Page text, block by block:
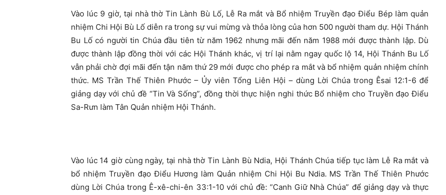
Vào lúc 9 giờ, tại nhà thờ Tin Lành Bù Lố, Lễ Ra mắt và Bổ nhiệm Truyền đạo Điểu Bép làm quản
nhiệm Chi Hội Bù Lố diễn ra trong sự vui mừng và thỏa lòng của hơn 500 người tham dự. Hội Thánh
Bu Lố có người tin Chúa đầu tiên từ năm 1962 nhưng mãi đến năm 1988 mới được thành lập. Dù
được thành lập đồng thời với các Hội Thánh khác, vị trí lại nằm ngay quốc lộ 14, Hội Thánh Bu Lố
vẫn phải chờ đợi mãi đến tận năm thứ 29 mới được cho phép ra mắt và bổ nhiệm quản nhiệm chính
thức. MS Trần Thế Thiên Phước – Ủy viên Tổng Liên Hội – dùng Lời Chúa trong Êsai 12:1-6 để
giảng dạy với chủ đề “Tin Và Sống”, đồng thời thực hiện nghi thức Bổ nhiệm cho Truyền đạo Điểu
Sa-Rưn làm Tân Quản nhiệm Hội Thánh.
Vào lúc 14 giờ cùng ngày, tại nhà thờ Tin Lành Bù Ndia, Hội Thánh Chúa tiếp tục làm Lễ Ra mắt và
bổ nhiệm Truyền đạo Điểu Hương làm Quản nhiệm Chi Hội Bu Ndia. MS Trần Thế Thiên Phước
dùng Lời Chúa trong Ê-xê-chi-ên 33:1-10 với chủ đề: “Canh Giữ Nhà Chúa” để giảng dạy và thực